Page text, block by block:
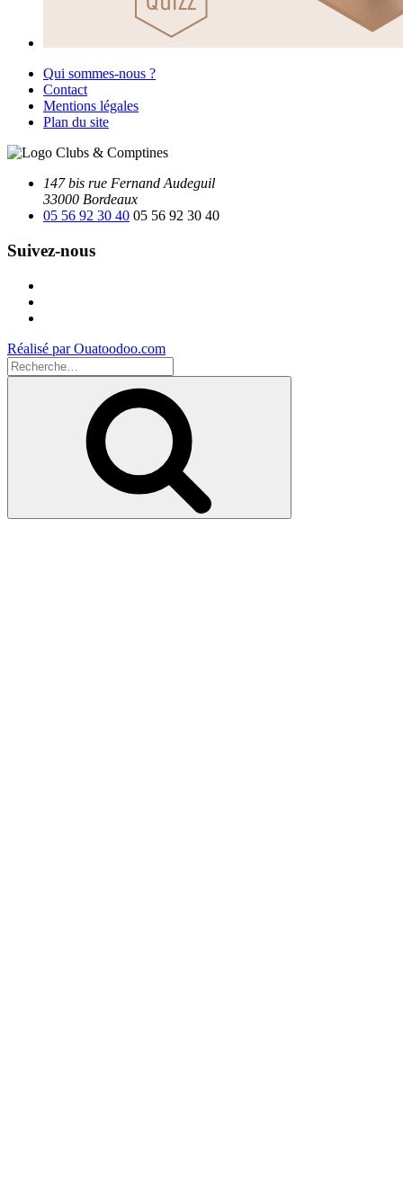
Qui sommes-nous ?
Contact
Mentions légales
Plan du site
147 bis rue Fernand Audeguil
33000 Bordeaux
05 56 92 30 40 05 56 92 30 40
Suivez-nous
Réalisé par Ouatoodoo.com
Recherche
pour